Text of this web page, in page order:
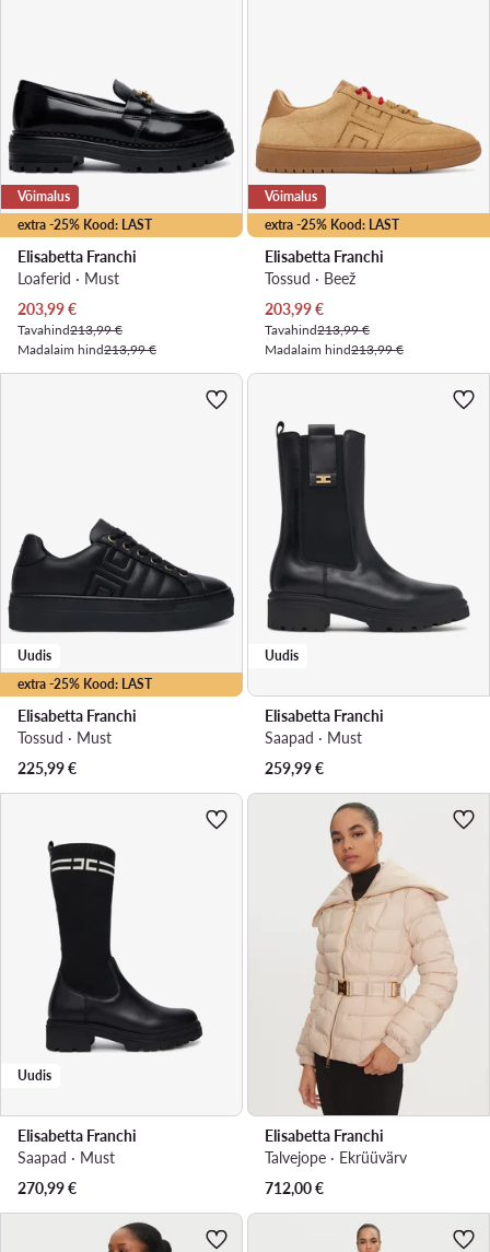
extra -25% Kood: LAST
Võimalus
Elisabetta Franchi
Loaferid · Must
Praegune hind
203,99€
Tavahind213,99 €
Madalaim hind213,99 €
extra -25% Kood: LAST
Võimalus
Elisabetta Franchi
Tossud · Beež
Praegune hind
203,99€
Tavahind213,99 €
Madalaim hind213,99 €
extra -25% Kood: LAST
Uudis
Elisabetta Franchi
Tossud · Must
225,99€
Uudis
Elisabetta Franchi
Saapad · Must
259,99€
Uudis
Elisabetta Franchi
Saapad · Must
270,99€
Elisabetta Franchi
Talvejope · Ekrüüvärv
712,00€